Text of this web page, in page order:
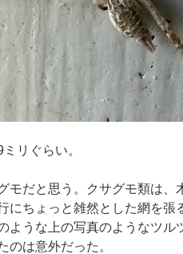
リぐらい。
モだと思う。クサグモ類は、
にちょっと雑然とした網を張
ような上の写真のようなツル
のは意外だった。